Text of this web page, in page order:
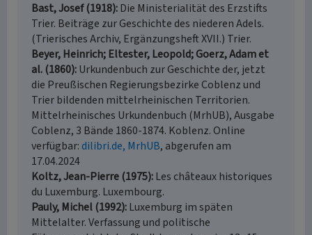
Bast, Josef (1918) Die Ministerialität des Erzstifts
Trier. Beiträge zur Geschichte des niederen Adels.
(Trierisches Archiv, Ergänzungsheft XVII.) Trier.
Beyer, Heinrich; Eltester, Leopold; Goerz, Adam et
al. (1860) Urkundenbuch zur Geschichte der, jetzt
die Preußischen Regierungsbezirke Coblenz und
Trier bildenden mittelrheinischen Territorien.
Mittelrheinisches Urkundenbuch (MrhUB), Ausgabe
Coblenz, 3 Bände 1860-1874. Koblenz. Online
verfügbar:dilibri.de, MrhUB, abgerufen am
17.04.2024
Koltz, Jean-Pierre (1975) Les châteaux historiques
du Luxemburg. Luxembourg.
Pauly, Michel (1992) Luxemburg im späten
Mittelalter. Verfassung und politische